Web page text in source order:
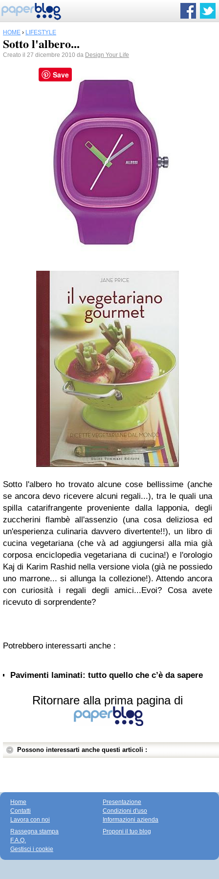
HOME › LIFESTYLE
Sotto l'albero...
Creato il 27 dicembre 2010 da Design Your Life
Sotto l'albero ho trovato alcune cose bellissime (anche
se ancora devo ricevere alcuni regali...), tra le quali una
spilla catarifrangente proveniente dalla lapponia, degli
zuccherini flambè all'assenzio (una cosa deliziosa ed
un'esperienza culinaria davvero divertente!!), un libro di
cucina vegetariana (che và ad aggiungersi alla mia già
corposa enciclopedia vegetariana di cucina!) e l'orologio
Kaj di Karim Rashid nella versione viola (già ne possiedo
uno marrone... si allunga la collezione!). Attendo ancora
con curiosità i regali degli amici...Evoi? Cosa avete
ricevuto di sorprendente?
Potrebbero interessarti anche :
Pavimenti laminati: tutto quello che c’è da sapere
Ritornare alla prima pagina di
Possono interessarti anche questi articoli :
Home
Contatti
Lavora con noi
Presentazione
Condizioni d'uso
Informazioni azienda
Rassegna stampa
F.A.Q.
Gestisci i cookie
Proponi il tuo blog
Save